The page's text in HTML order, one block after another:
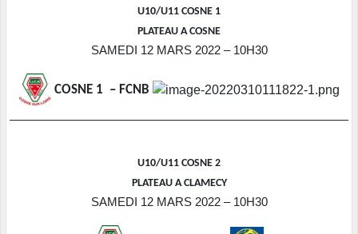
U10/U11 COSNE 1
PLATEAU A COSNE
SAMEDI 12 MARS 2022 – 10H30
COSNE 1 – FCNB
U10/U11 COSNE 2
PLATEAU A CLAMECY
SAMEDI 12 MARS 2022 – 10H30